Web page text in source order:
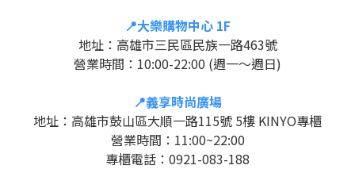
📍大樂購物中心 1F
地址：高雄市三民區民族一路463號
營業時間 ： 10:00-22:00 (週一〜週日)
📍義享時尚廣場
地址： 高雄市鼓山區大順一路115號 5樓 KINYO專櫃
營業時間 ： 11:00~22:00
專櫃電話：0921-083-188